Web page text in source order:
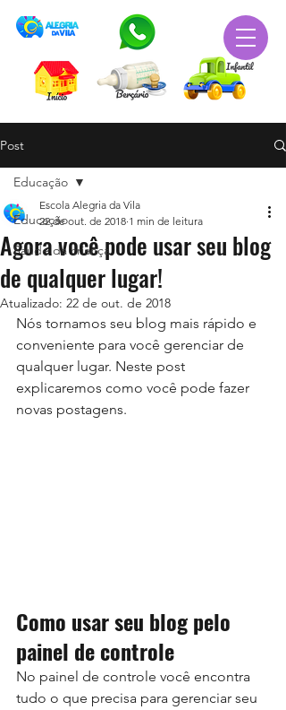
Post
Educação
Saúde da criança
Educação
Agora você pode usar seu blog
de qualquer lugar!
Escola Alegria da Vila
22 de out. de 2018 1 min de leitura
Atualizado: 22 de out. de 2018
Nós tornamos seu blog mais rápido e
conveniente para você gerenciar de
qualquer lugar. Neste post
explicaremos como você pode fazer
novas postagens.
Como usar seu blog pelo
painel de controle
No painel de controle você encontra
tudo o que precisa para gerenciar seu